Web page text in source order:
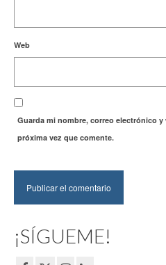
Web
Guarda mi nombre, correo electrónico y
próxima vez que comente.
¡SÍGUEME!